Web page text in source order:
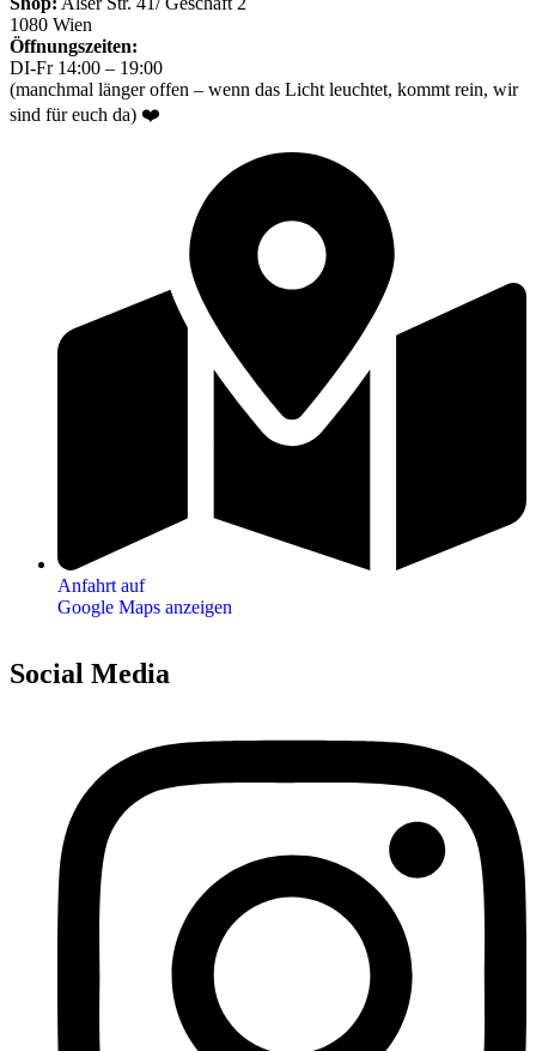
1080 Wien
Öffnungszeiten:
DI-Fr 14:00 – 19:00
(manchmal länger offen – wenn das Licht leuchtet, kommt rein, wir
sind für euch da) ❤️
Anfahrt auf
Google Maps anzeigen
Social Media